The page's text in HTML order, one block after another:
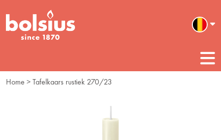
Home > Tafelkaars rustiek 270/23